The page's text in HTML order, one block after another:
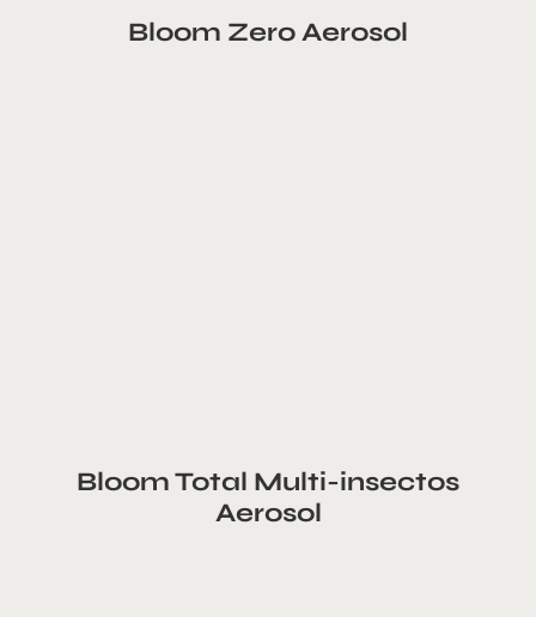
Bloom Zero Aerosol
Bloom Total Multi-insectos
Aerosol